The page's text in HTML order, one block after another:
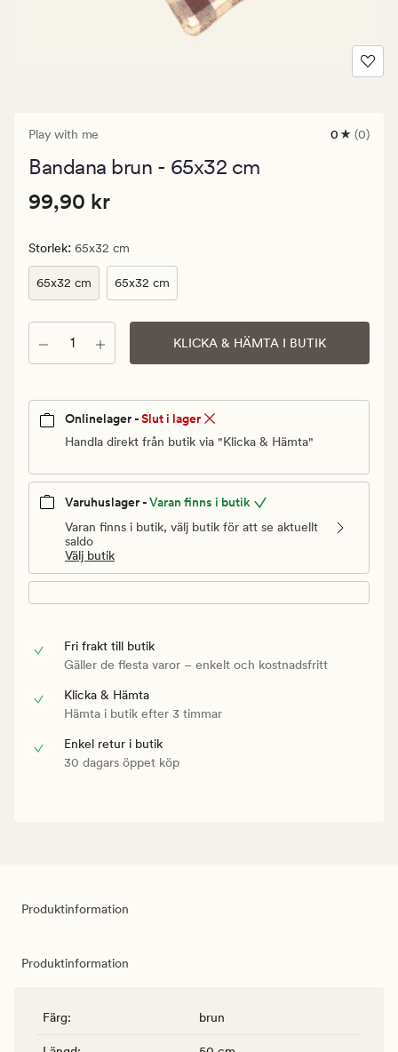
Play with me
0
0 (0)
Bandana brun - 65x32 cm
Pris
99,90
pris
99,90
kr
Pris 99,90 kr
99,90 kr
Storlek: 65x32 cm
65x32 cm 65x32 cm
Antal KLICKA & HÄMTA I BUTIK
Onlinelager -Slut i lager
Handla direkt från butik via "Klicka & Hämta"
Varuhuslager -Varan finns i butik
Varan finns i butik, välj butik för att se aktuellt
saldo
Välj butik
Fri frakt till butik
Gäller de flesta varor – enkelt och kostnadsfritt
Klicka & Hämta
Hämta i butik efter 3 timmar
Enkel retur i butik
30 dagars öppet köp
Produktinformation
Produktinformation
Färg: brun